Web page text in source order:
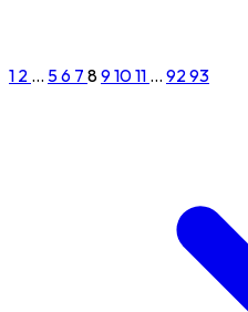
1 2 ... 56 7 891011 ... 9293